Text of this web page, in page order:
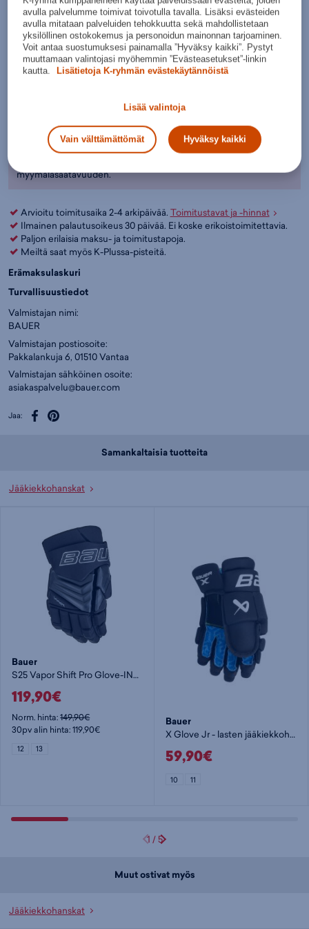
Valitse koko:
10
11 Kokotaulukko
Valintaopas näin valitset jääkiekkohanskat
Tarkista saatavuus ja nouda myymälästä
Verkkokauppa: SaatavillaMyymälät:
myymäläsaatavuuden.
Arvioitu toimitusaika 2-4 arkipäivää. Toimitustavat ja -hinnat
Ilmainen palautusoikeus 30 päivää. Ei koske erikoistoimitettavia.
Paljon erilaisia maksu- ja toimitustapoja.
Meiltä saat myös K-Plussa-pisteitä.
Erämaksulaskuri
Turvallisuustiedot
Valmistajan nimi:
BAUER
Valmistajan postiosoite:
Pakkalankuja 6, 01510 Vantaa
Valmistajan sähköinen osoite:
asiakaspalvelu@bauer.com
Jaa:
Samankaltaisia tuotteita
Jääkiekkohanskat
Bauer
S25 Vapor Shift Pro Glove-INT - lasten jääkiekkohanska
119,90€
Norm. hinta:149,90€
30pv alin hinta: 119,90€
12 13
Bauer
X Glove Jr - lasten jääkiekkohanska
59,90€
10 11
1 /5
Muut ostivat myös
Jääkiekkohanskat
avulla palvelumme toimivat toivotulla tavalla. Lisäksi evästeiden
avulla mitataan palveluiden tehokkuutta sekä mahdollistetaan
yksilöllinen ostokokemus ja personoidun mainonnan tarjoaminen.
Voit antaa suostumuksesi painamalla ”Hyväksy kaikki”. Pystyt
muuttamaan valintojasi myöhemmin ”Evästeasetukset”-linkin
kautta.
Lisätietoja K-ryhmän evästekäytännöistä
Lisää valintoja
Vain välttämättömät Hyväksy kaikki